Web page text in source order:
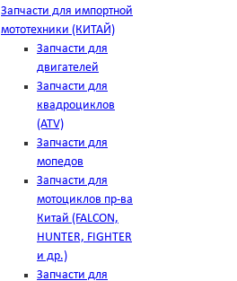
Запчасти для импортной
мототехники (КИТАЙ)
Запчасти для
двигателей
Запчасти для
квадроциклов
(ATV)
Запчасти для
мопедов
Запчасти для
мотоциклов пр-ва
Китай (FALCON,
HUNTER, FIGHTER
и др.)
Запчасти для